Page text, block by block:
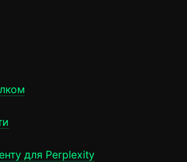
для Perplexity